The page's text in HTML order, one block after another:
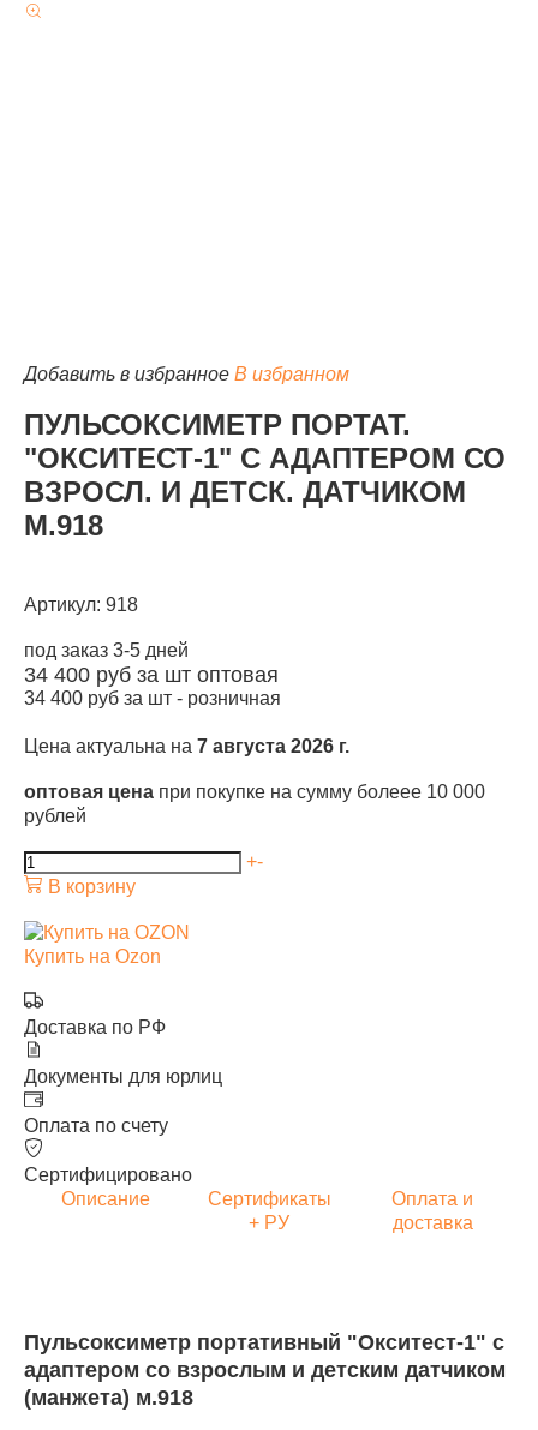
Добавить в избранное В избранном
ПУЛЬСОКСИМЕТР ПОРТАТ.
"ОКСИТЕСТ-1" С АДАПТЕРОМ СО
ВЗРОСЛ. И ДЕТСК. ДАТЧИКОМ
М.918
Артикул: 918
под заказ 3-5 дней
34 400 руб за шт оптовая
34 400 руб за шт - розничная
Цена актуальна на 7 августа 2026 г.
оптовая цена при покупке на сумму болеее 10 000
рублей
+-
В корзину
Купить на Ozon
Доставка по РФ
Документы для юрлиц
Оплата по счету
Сертифицировано
Описание
Сертификаты
+ РУ
Оплата и
доставка
Пульсоксиметр портативный "Окситест-1" с
адаптером со взрослым и детским датчиком
(манжета) м.918